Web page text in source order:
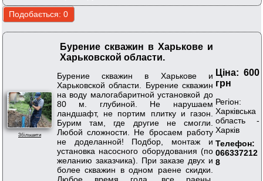
Збільшити
Бурение скважин в Харькове и
Харьковской области.
Бурение скважин в Харькове и
Харьковской области. Бурение скважин
на воду малогабаритной установкой до
80 м. глубиной. Не нарушаем
ландшафт, не портим плитку и газон.
Бурим там, где другие не смогли.
Любой сложности. Не бросаем работу
не доделанной! Подбор, монтаж и
установка насосного оборудования (по
желанию заказчика). При заказе двух и
более скважин в одном раене скидки.
Любое время года, все раены.
Ціна: 600
грн
Регіон:
Харківська
область -
Харків
Телефон:
066337212
8